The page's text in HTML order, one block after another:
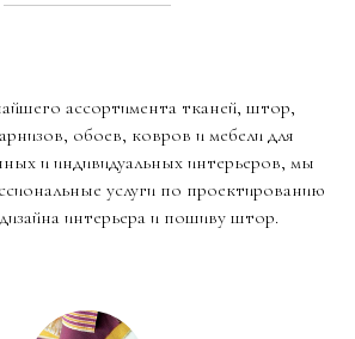
ассортимента тканей, штор,
обоев, ковров и мебели для
и индивидуальных интерьеров, мы
услуги по проектированию
интерьера и пошиву штор.